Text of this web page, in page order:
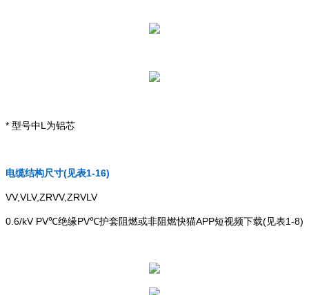
* 型号中L为铝芯
电缆结构尺寸(见表1-16)
VV,VLV,ZRVV,ZRVLV
0.6/kV PV℃绝缘PV℃护套阻燃或非阻燃快猫APP短视频下载(见表1-8)